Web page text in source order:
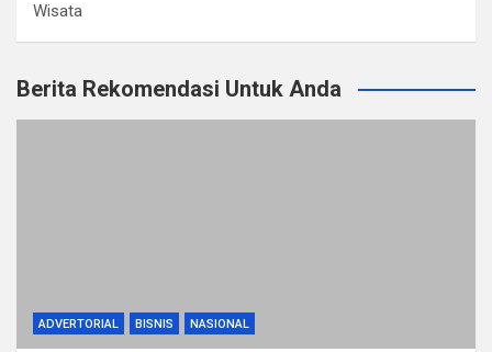
Wisata
Berita Rekomendasi Untuk Anda
ADVERTORIAL BISNIS NASIONAL